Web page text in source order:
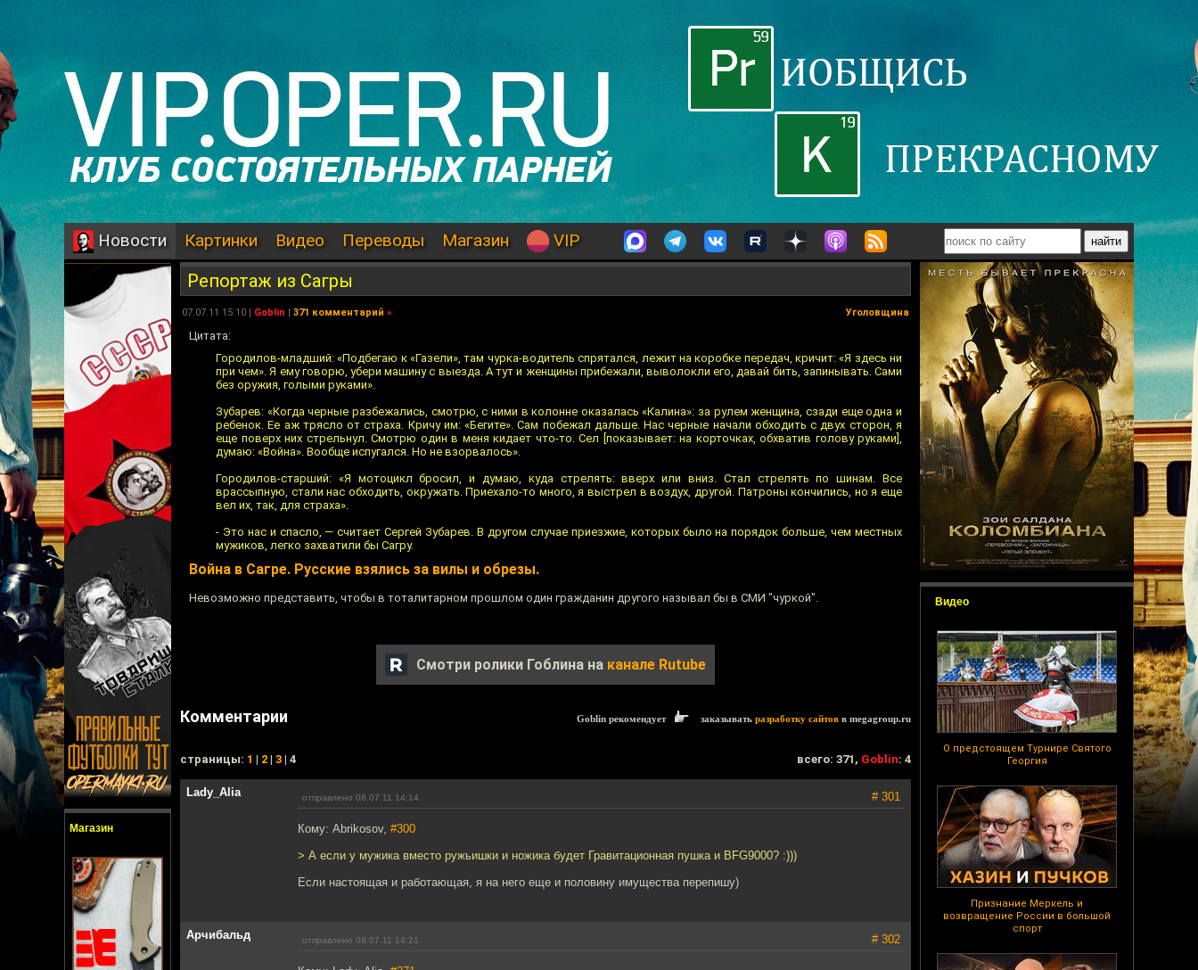
Новости Картинки Видео Переводы Магазин VIP
Магазин
Видео
О предстоящем Турнире Святого
Георгия
Признание Меркель и
возвращение России в большой
спорт
Репортаж из Сагры
07.07.11 15:10 | Goblin | 371 комментарий » Уголовщина
Цитата:
Городилов-младший: «Подбегаю к «Газели», там чурка-водитель спрятался, лежит на коробке передач, кричит: «Я здесь ни
при чем». Я ему говорю, убери машину с выезда. А тут и женщины прибежали, выволокли его, давай бить, запинывать. Сами
без оружия, голыми руками».
Зубарев: «Когда черные разбежались, смотрю, с ними в колонне оказалась «Калина»: за рулем женщина, сзади еще одна и
ребенок. Ее аж трясло от страха. Кричу им: «Бегите». Сам побежал дальше. Нас черные начали обходить с двух сторон, я
еще поверх них стрельнул. Смотрю один в меня кидает что-то. Сел [показывает: на корточках, обхватив голову руками],
думаю: «Война». Вообще испугался. Но не взорвалось».
Городилов-старший: «Я мотоцикл бросил, и думаю, куда стрелять: вверх или вниз. Стал стрелять по шинам. Все
врассыпную, стали нас обходить, окружать. Приехало-то много, я выстрел в воздух, другой. Патроны кончились, но я еще
вел их, так, для страха».
- Это нас и спасло, — считает Сергей Зубарев. В другом случае приезжие, которых было на порядок больше, чем местных
мужиков, легко захватили бы Сагру.
Война в Сагре. Русские взялись за вилы и обрезы.
Невозможно представить, чтобы в тоталитарном прошлом один гражданин другого называл бы в СМИ "чуркой".
Смотри ролики Гоблина на канале Rutube
Комментарии Goblin рекомендует заказывать разработку сайтов в megagroup.ru
cтраницы: 1 | 2 | 3 | 4 всего: 371, Goblin: 4
Lady_Alia отправлено 08.07.11 14:14 # 301
Кому: Abrikosov, #300
> А если у мужика вместо ружьишки и ножика будет Гравитационная пушка и BFG9000? :)))
Если настоящая и работающая, я на него еще и половину имущества перепишу)
Арчибальд отправлено 08.07.11 14:21 # 302